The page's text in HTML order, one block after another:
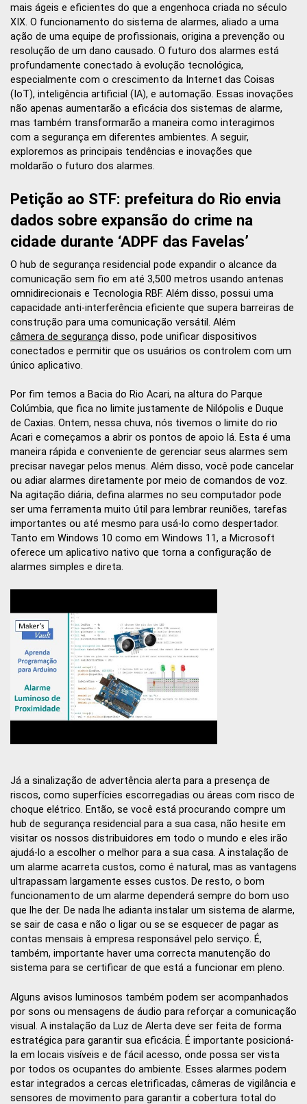
mais ágeis e eficientes do que a engenhoca criada no século
XIX. O funcionamento do sistema de alarmes, aliado a uma
ação de uma equipe de profissionais, origina a prevenção ou
resolução de um dano causado. O futuro dos alarmes está
profundamente conectado à evolução tecnológica,
especialmente com o crescimento da Internet das Coisas
(IoT), inteligência artificial (IA), e automação. Essas inovações
não apenas aumentarão a eficácia dos sistemas de alarme,
mas também transformarão a maneira como interagimos
com a segurança em diferentes ambientes. A seguir,
exploremos as principais tendências e inovações que
moldarão o futuro dos alarmes.
Petição ao STF: prefeitura do Rio envia
dados sobre expansão do crime na
cidade durante ‘ADPF das Favelas’
O hub de segurança residencial pode expandir o alcance da
comunicação sem fio em até 3,500 metros usando antenas
omnidirecionais e Tecnologia RBF. Além disso, possui uma
capacidade anti-interferência eficiente que supera barreiras de
construção para uma comunicação versátil. Além
câmera de segurança disso, pode unificar dispositivos
conectados e permitir que os usuários os controlem com um
único aplicativo.
Por fim temos a Bacia do Rio Acari, na altura do Parque
Colúmbia, que fica no limite justamente de Nilópolis e Duque
de Caxias. Ontem, nessa chuva, nós tivemos o limite do rio
Acari e começamos a abrir os pontos de apoio lá. Esta é uma
maneira rápida e conveniente de gerenciar seus alarmes sem
precisar navegar pelos menus. Além disso, você pode cancelar
ou adiar alarmes diretamente por meio de comandos de voz.
Na agitação diária, defina alarmes no seu computador pode
ser uma ferramenta muito útil para lembrar reuniões, tarefas
importantes ou até mesmo para usá-lo como despertador.
Tanto em Windows 10 como em Windows 11, a Microsoft
oferece um aplicativo nativo que torna a configuração de
alarmes simples e direta.
Já a sinalização de advertência alerta para a presença de
riscos, como superfícies escorregadias ou áreas com risco de
choque elétrico. Então, se você está procurando compre um
hub de segurança residencial para a sua casa, não hesite em
visitar os nossos distribuidores em todo o mundo e eles irão
ajudá-lo a escolher o melhor para a sua casa. A instalação de
um alarme acarreta custos, como é natural, mas as vantagens
ultrapassam largamente esses custos. De resto, o bom
funcionamento de um alarme dependerá sempre do bom uso
que lhe der. De nada lhe adianta instalar um sistema de alarme,
se sair de casa e não o ligar ou se se esquecer de pagar as
contas mensais à empresa responsável pelo serviço. É,
também, importante haver uma correcta manutenção do
sistema para se certificar de que está a funcionar em pleno.
Alguns avisos luminosos também podem ser acompanhados
por sons ou mensagens de áudio para reforçar a comunicação
visual. A instalação da Luz de Alerta deve ser feita de forma
estratégica para garantir sua eficácia. É importante posicioná-
la em locais visíveis e de fácil acesso, onde possa ser vista
por todos os ocupantes do ambiente. Esses alarmes podem
estar integrados a cercas eletrificadas, câmeras de vigilância e
sensores de movimento para garantir a cobertura total do